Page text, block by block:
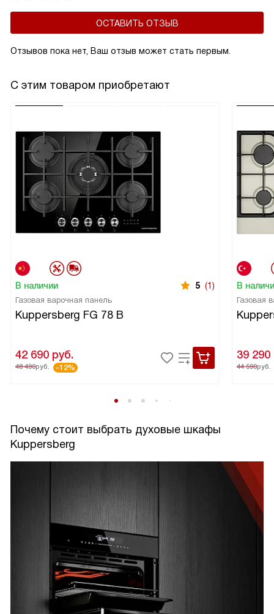
ОСТАВИТЬ ОТЗЫВ
Отзывов пока нет, Ваш отзыв может стать первым.
С этим товаром приобретают
В наличии 5 (1)
Газовая варочная панель
Kuppersberg FG 78 B
42 690 руб.
48 490руб. -12%
В
Газовая
39 290
44 590руб.
Почему стоит выбрать духовые шкафы
Kuppersberg